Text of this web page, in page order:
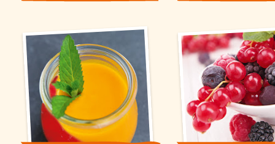
Datenschutzerklärung.
Alle
Konfigurieren